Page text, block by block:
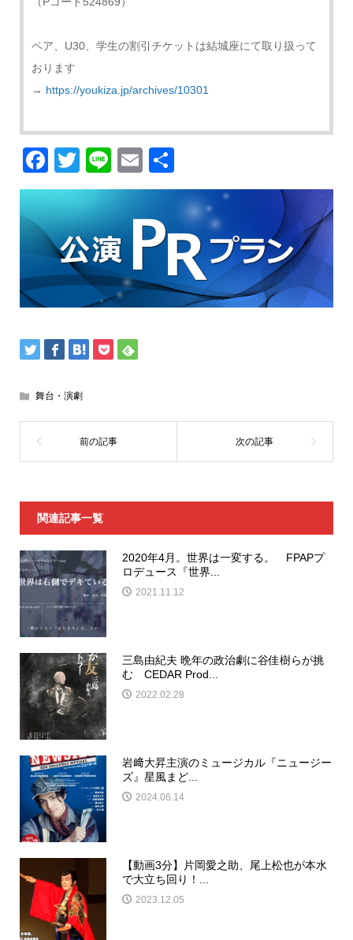
ペア、U30、学生の割引チケットは結城座にて取り扱って
おります
→ https://youkiza.jp/archives/10301
Facebook
Twitter
LineEmail
有
舞台・演劇
関連記事一覧
2020年4月。世界は一変する。 FPAPプ
ロデュース『世界...
2021.11.12
三島由紀夫 晩年の政治劇に谷佳樹らが挑
む CEDAR Prod...
2022.02.28
岩﨑大昇主演のミュージカル『ニュージー
ズ』星風まど...
2024.06.14
【動画3分】片岡愛之助、尾上松也が本水
で大立ち回り！...
2023.12.05